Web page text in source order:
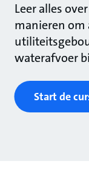
Leer alles
manieren
waterafvoer
Start de